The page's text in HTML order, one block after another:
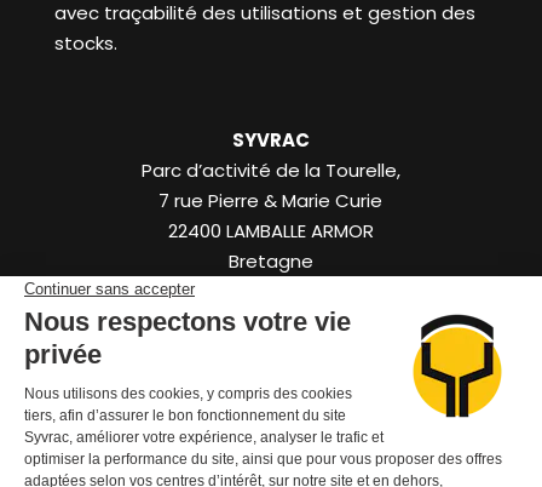
avec traçabilité des utilisations et gestion des
stocks.
SYVRAC
Parc d’activité de la Tourelle,
7 rue Pierre & Marie Curie
22400 LAMBALLE ARMOR
Bretagne
+33 (0)2 96 50 50 88